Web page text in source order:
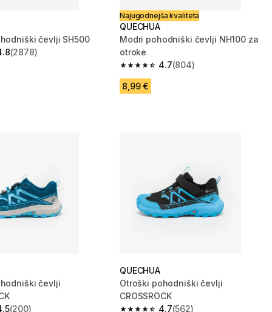
čevlji SH500
from 2878 ocene
(2878)
Najugodnejša kvaliteta
QUECHUA
Modri pohodniški čevlji NH100 za
otroke
4.7
4.7 od 5 zvezdic from 804 ocene
(804)
8,99 €
čevlji
(200)
QUECHUA
Otroški pohodniški čevlji
CROSSROCK
4.7(562)